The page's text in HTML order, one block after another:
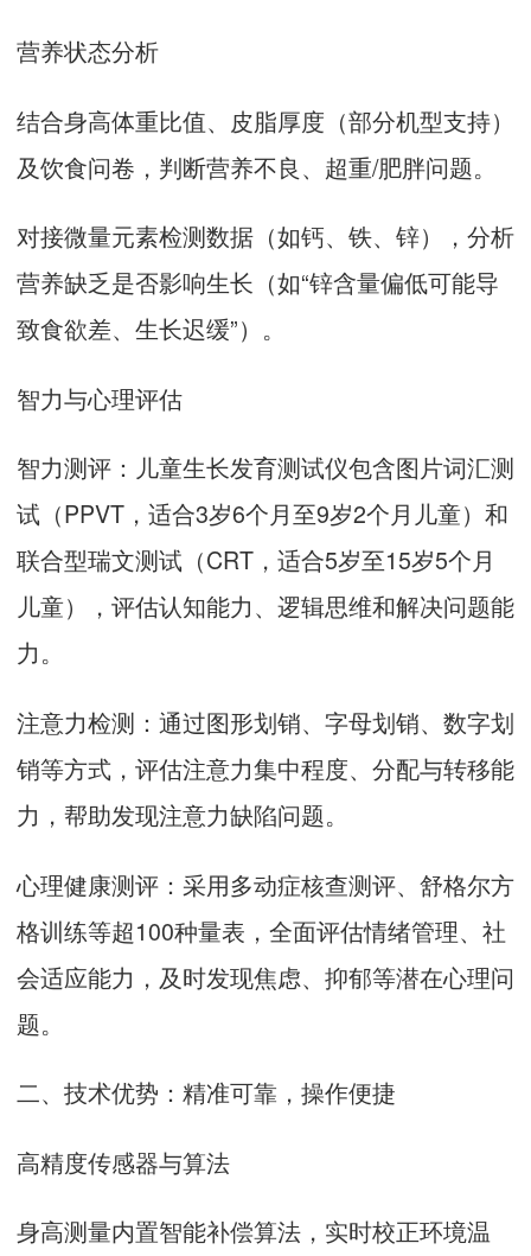
营养状态分析
结合身高体重比值、皮脂厚度（部分机型支持）
及饮食问卷，判断营养不良、超重/肥胖问题。
对接微量元素检测数据（如钙、铁、锌），分析
营养缺乏是否影响生长（如“锌含量偏低可能导
致食欲差、生长迟缓”）。
智力与心理评估
智力测评： 儿童生长发育测试仪包含图片词汇测
试（PPVT，适合3岁6个月至9岁2个月儿童）和
联合型瑞文测试（CRT，适合5岁至15岁5个月
儿童），评估认知能力、逻辑思维和解决问题能
力。
注意力检测：通过图形划销、字母划销、数字划
销等方式，评估注意力集中程度、分配与转移能
力，帮助发现注意力缺陷问题。
心理健康测评：采用多动症核查测评、舒格尔方
格训练等超100种量表，全面评估情绪管理、社
会适应能力，及时发现焦虑、抑郁等潜在心理问
题。
二、技术优势：精准可靠，操作便捷
高精度传感器与算法
身高测量内置智能补偿算法，实时校正环境温